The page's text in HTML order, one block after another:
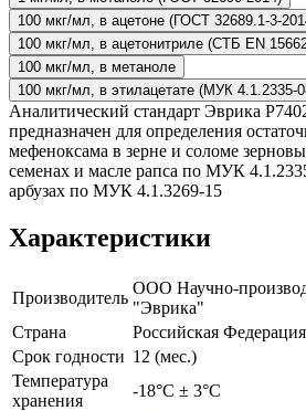
100 мкг/мл, в ацетоне (ГОСТ 32689.1-3-
100 мкг/мл, в ацетонитриле (СТБ EN
100 мкг/мл, в метаноле
100 мкг/мл, в этилацетате (МУК 4.1.2335-
Аналитический стандарт Эврика
предназначен для определения
мефеноксама в зерне и соломе
семенах и масле рапса по МУК
арбузах по МУК 4.1.3269-15
Характеристики
Производитель
ООО Научно-
"Эврика"
Страна
Российская Федерация
Срок годности 12 (мес.)
Температура
хранения
-18°С ± 3°С